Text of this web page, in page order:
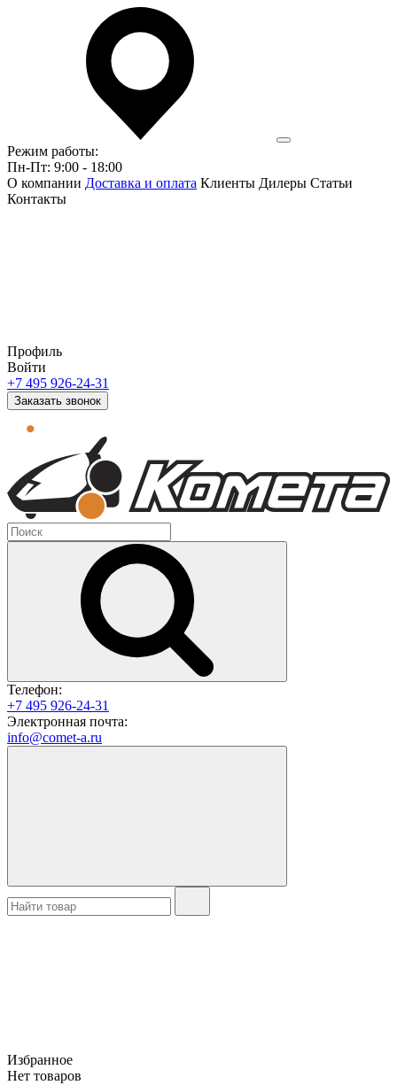
Режим работы:
Пн-Пт: 9:00 - 18:00
О компании Доставка и оплата Клиенты Дилеры Статьи
Контакты
Профиль
Войти
+7 495 926-24-31
Заказать звонок
Телефон:
+7 495 926-24-31
Электронная почта:
info@comet-a.ru
Избранное
Нет товаров